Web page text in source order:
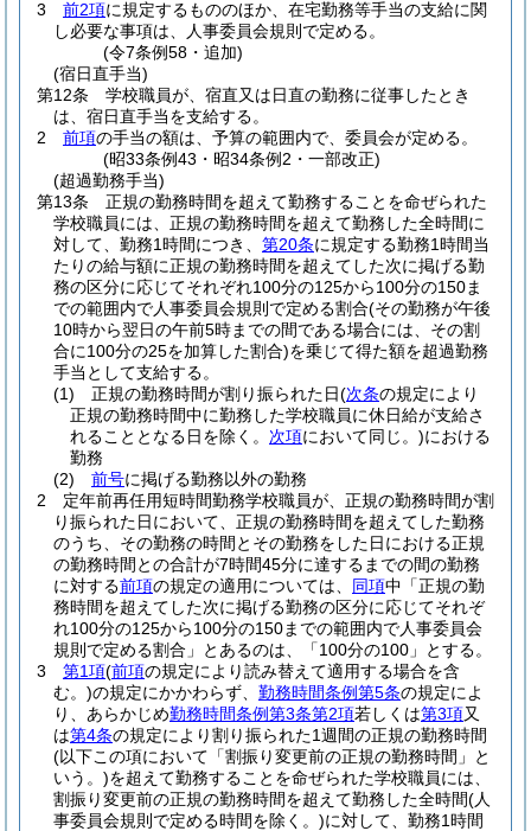
3
前2項に規定するもののほか、在宅勤務等手当の支給に関
し必要な事項は、人事委員会規則で定める。
(令7条例58・追加)
(宿日直手当)
第12条
学校職員が、宿直又は日直の勤務に従事したとき
は、宿日直手当を支給する。
2
前項の手当の額は、予算の範囲内で、委員会が定める。
(昭33条例43・昭34条例2・一部改正)
(超過勤務手当)
第13条
正規の勤務時間を超えて勤務することを命ぜられた
学校職員には、正規の勤務時間を超えて勤務した全時間に
対して、勤務1時間につき、 第20条に規定する勤務1時間当
たりの給与額に正規の勤務時間を超えてした次に掲げる勤
務の区分に応じてそれぞれ100分の125から100分の150ま
での範囲内で人事委員会規則で定める割合(その勤務が午後
10時から翌日の午前5時までの間である場合には、その割
合に100分の25を加算した割合)を乗じて得た額を超過勤務
手当として支給する。
(1)
正規の勤務時間が割り振られた日(次条の規定により
正規の勤務時間中に勤務した学校職員に休日給が支給さ
れることとなる日を除く。 次項において同じ。)における
勤務
(2)
前号に掲げる勤務以外の勤務
2
定年前再任用短時間勤務学校職員が、正規の勤務時間が割
り振られた日において、正規の勤務時間を超えてした勤務
のうち、その勤務の時間とその勤務をした日における正規
の勤務時間との合計が7時間45分に達するまでの間の勤務
に対する前項の規定の適用については、 同項中「正規の勤
務時間を超えてした次に掲げる勤務の区分に応じてそれぞ
れ100分の125から100分の150までの範囲内で人事委員会
規則で定める割合」とあるのは、「100分の100」とする。
3
第1項(前項の規定により読み替えて適用する場合を含
む。)の規定にかかわらず、 勤務時間条例第5条の規定によ
り、あらかじめ勤務時間条例第3条第2項若しくは第3項又
は第4条の規定により割り振られた1週間の正規の勤務時間
(以下この項において「割振り変更前の正規の勤務時間」と
いう。)を超えて勤務することを命ぜられた学校職員には、
割振り変更前の正規の勤務時間を超えて勤務した全時間(人
事委員会規則で定める時間を除く。)に対して、勤務1時間